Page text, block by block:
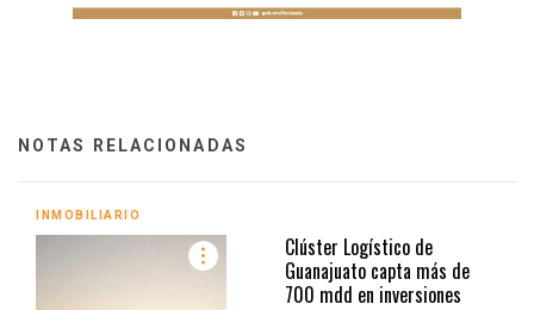
NOTAS RELACIONADAS
INMOBILIARIO
Clúster Logístico de
Guanajuato capta más de
700 mdd en inversiones